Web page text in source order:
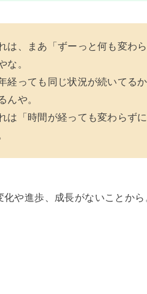
は、まあ「ずーっと何も変わ
な。
経っても同じ状況が続いてる
んや。
は「時間が経っても変わらず
や進歩、成長がないことから